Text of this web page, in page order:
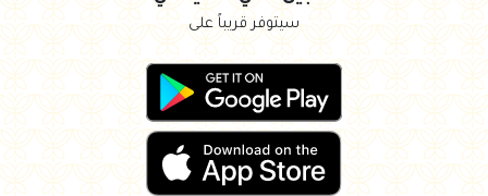
سيتوفر قريباً على